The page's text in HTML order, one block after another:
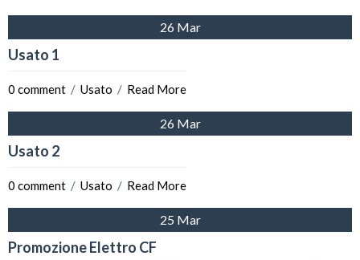
26 Mar
Usato 1
0 comment
  /
Usato
  /
Read More
26 Mar
Usato 2
0 comment
  /
Usato
  /
Read More
25 Mar
Promozione Elettro CF